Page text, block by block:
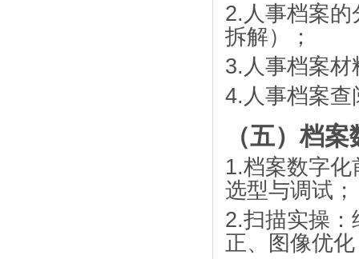
2. 人事档案
拆解）；
3. 人事档案
4. 人事档案
（五）档
1.档案数字化
选型与调试；
2.扫描实操：
正、图像优